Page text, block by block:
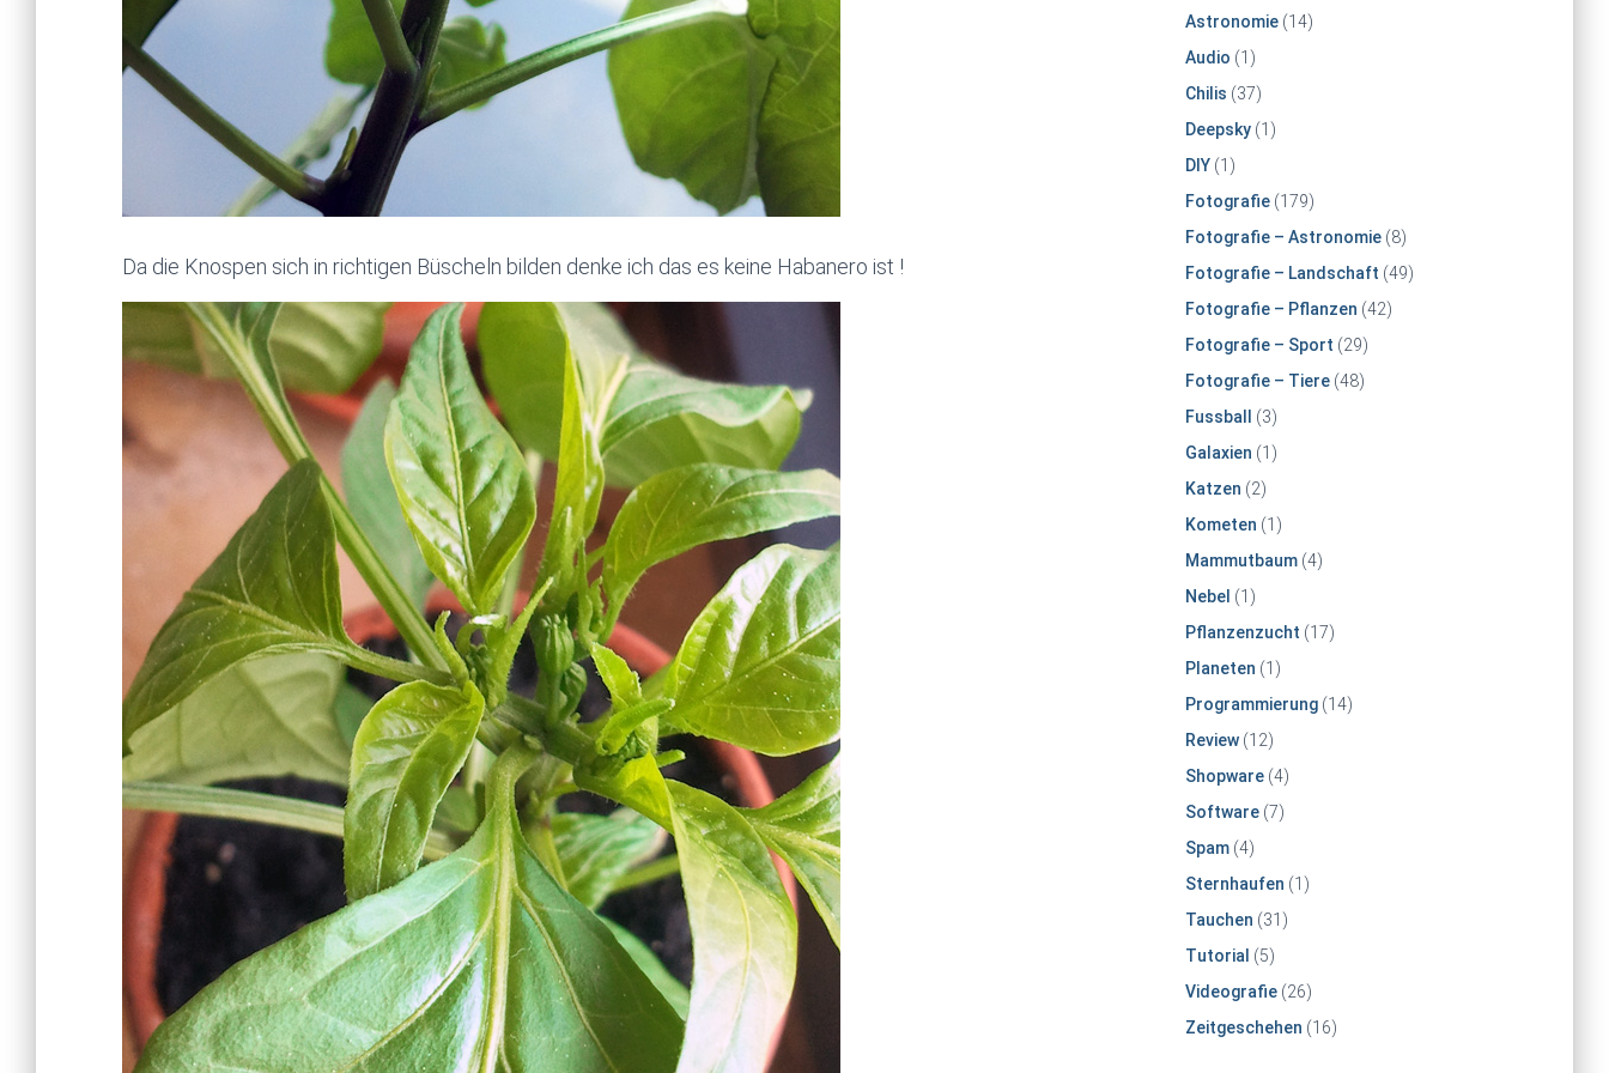
Da die Knospen sich in richtigen Büscheln bilden denke ich das es keine Habanero ist !
Astronomie(14)
Audio (1)
Chilis (37)
Deepsky(1)
DIY(1)
Fotografie(179)
Fotografie – Astronomie(8)
Fotografie – Landschaft (49)
Fotografie – Pflanzen (42)
Fotografie – Sport (29)
Fotografie – Tiere(48)
Fussball
(3)
Galaxien (1)
Katzen (2)
Kometen (1)
Mammutbaum(4)
Nebel (1)
Pflanzenzucht (17)
Planeten (1)
Programmierung(14)
Review(12)
Shopware(4)
Software(7)
Spam(4)
Sternhaufen (1)
Tauchen (31)
Tutorial (5)
Videografie(26)
Zeitgeschehen (16)